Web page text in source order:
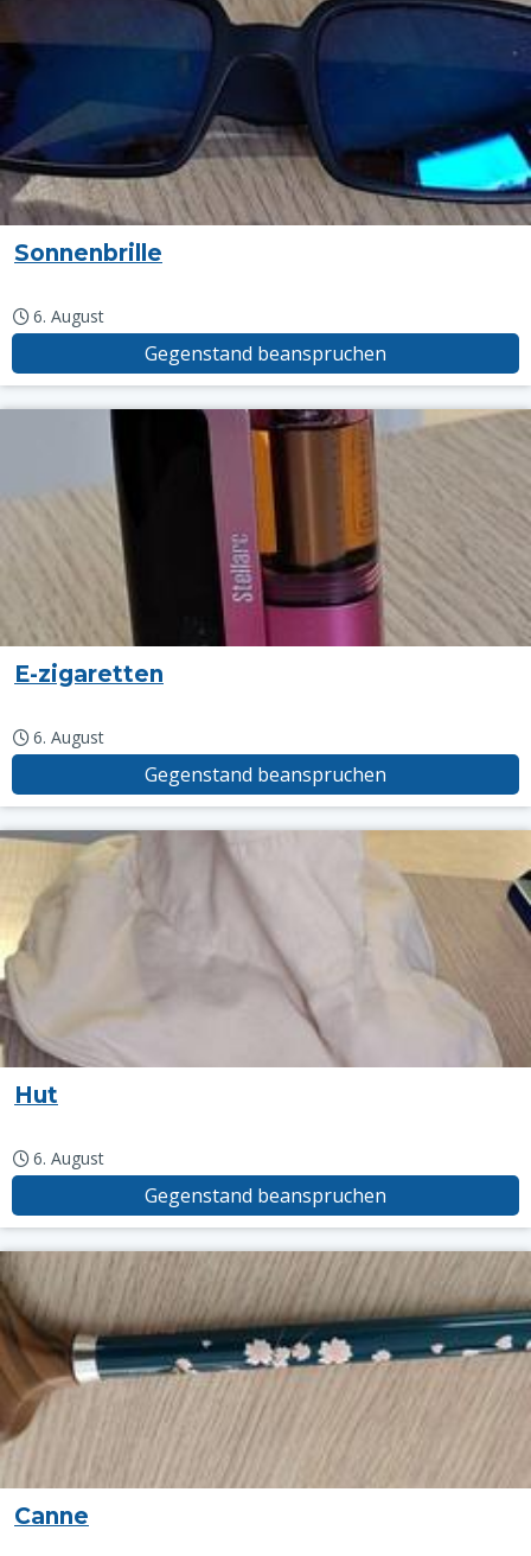
Sonnenbrille
6. August
Gegenstand beanspruchen
E-zigaretten
6. August
Gegenstand beanspruchen
Hut
6. August
Gegenstand beanspruchen
Canne